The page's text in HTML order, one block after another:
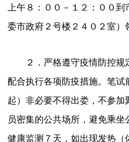
上午８：００－１２：００
委市政府２号楼２４０２室）
２．严格遵守疫情防控
配合执行各项防疫措施。笔试
起）非必要不得出娄，不参加
员密集的公共场所，避免乘
健康监测７天，如出现发热（